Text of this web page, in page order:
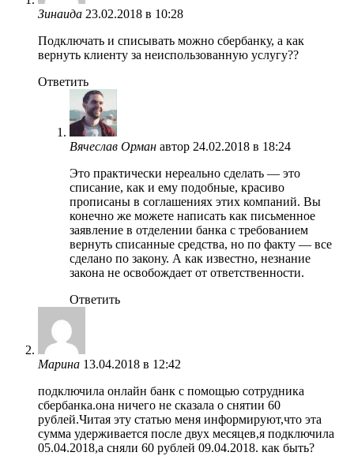
Зинаида 23.02.2018 в 10:28
Подключать и списывать можно сбербанку, а как
вернуть клиенту за неиспользованную услугу??
Ответить
Вячеслав Орман автор 24.02.2018 в 18:24
Это практически нереально сделать — это
списание, как и ему подобные, красиво
прописаны в соглашениях этих компаний. Вы
конечно же можете написать как письменное
заявление в отделении банка с требованием
вернуть списанные средства, но по факту — все
сделано по закону. А как известно, незнание
закона не освобождает от ответственности.
Ответить
Марина 13.04.2018 в 12:42
подключила онлайн банк с помощью сотрудника
сбербанка.она ничего не сказала о снятии 60
рублей.Читая эту статью меня информируют,что эта
сумма удерживается после двух месяцев,я подключила
05.04.2018,а сняли 60 рублей 09.04.2018. как быть?